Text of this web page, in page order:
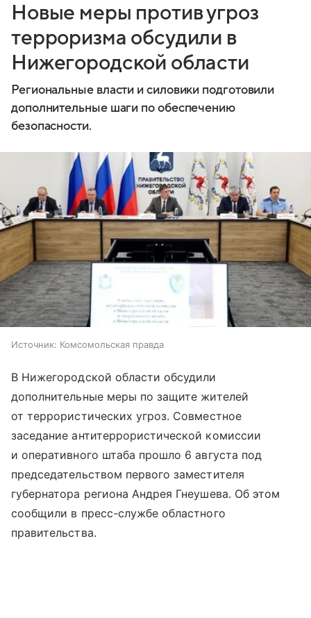
Новые меры против угроз
терроризма обсудили в
Нижегородской области
Региональные власти и силовики подготовили
дополнительные шаги по обеспечению
безопасности.
Источник: Комсомольская правда
В Нижегородской области обсудили
дополнительные меры по защите жителей
от террористических угроз. Совместное
заседание антитеррористической комиссии
и оперативного штаба прошло 6 августа под
председательством первого заместителя
губернатора региона Андрея Гнеушева. Об этом
сообщили в пресс-службе областного
правительства.